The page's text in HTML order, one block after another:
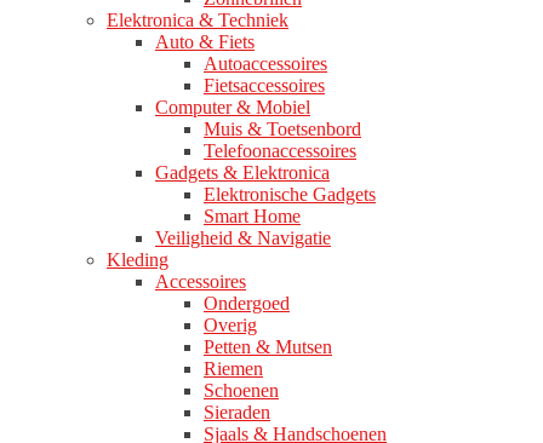
Elektronica & Techniek
Auto & Fiets
Autoaccessoires
Fietsaccessoires
Computer & Mobiel
Muis & Toetsenbord
Telefoonaccessoires
Gadgets & Elektronica
Elektronische Gadgets
Smart Home
Veiligheid & Navigatie
Kleding
Accessoires
Ondergoed
Overig
Petten & Mutsen
Riemen
Schoenen
Sieraden
Sjaals & Handschoenen